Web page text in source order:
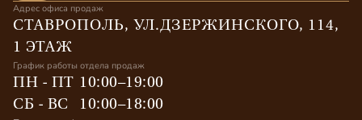
Адрес офиса продаж
СТАВРОПОЛЬ, УЛ.ДЗЕРЖИНСКОГО, 114,
1 ЭТАЖ
График работы отдела продаж
ПН - ПТ
СБ - ВС
10:00–19:00
10:00–18:00